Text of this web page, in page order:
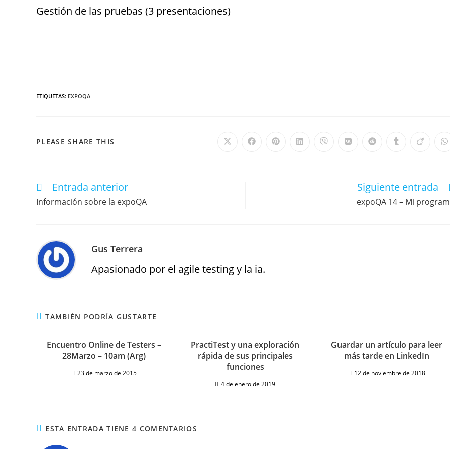
Gestión de las pruebas (3 presentaciones)
ETIQUETAS: EXPOQA
PLEASE SHARE THIS
Entrada anterior
Información sobre la expoQA
Siguiente entrada
expoQA 14 – Mi
Gus Terrera
Apasionado por el agile testing y la ia.
TAMBIÉN PODRÍA GUSTARTE
Encuentro Online de Testers –
28Marzo – 10am (Arg)
23 de marzo de 2015
PractiTest y una exploración
rápida de sus principales
funciones
4 de enero de 2019
Guardar un artículo para leer
más tarde en LinkedIn
12 de noviembre de 2018
ESTA ENTRADA TIENE 4 COMENTARIOS